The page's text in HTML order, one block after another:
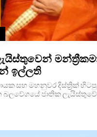
ඉල්ලති
සහ මහනුවර දිස්ත්‍රික්
ජාතික ලැයිස්තුවේ